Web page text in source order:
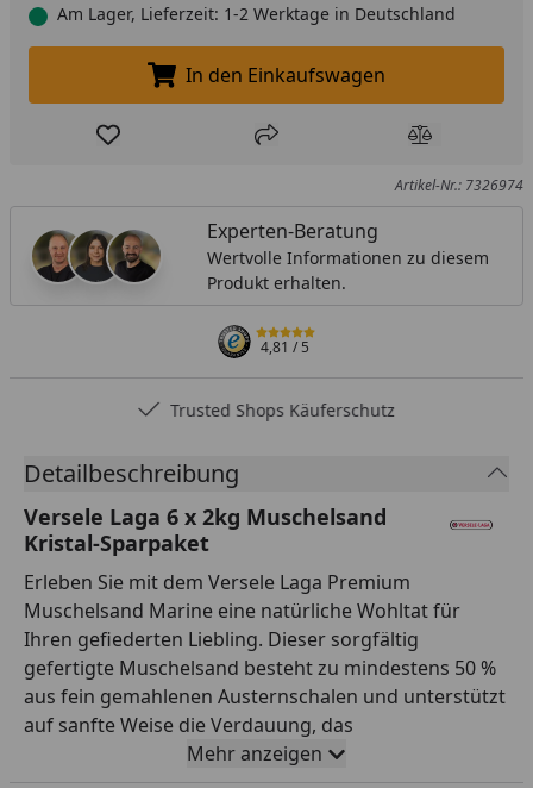
Am Lager, Lieferzeit: 1-2 Werktage in Deutschland
In den Einkaufswagen legen
In den Einkaufswagen
Produkt zur Wunschliste hinzufügen
Teilen Produkt
Artikel-Nr.: 7326974
Experten-Beratung
Wertvolle Informationen zu diesem
Produkt erhalten.
4,81/ 5
Trusted Shops Käuferschutz
Detailbeschreibung
Versele Laga 6 x 2kg Muschelsand
Kristal-Sparpaket
Erleben Sie mit dem Versele Laga Premium
Muschelsand Marine eine natürliche Wohltat für
Ihren gefiederten Liebling. Dieser sorgfältig
gefertigte Muschelsand besteht zu mindestens 50 %
aus fein gemahlenen Austernschalen und unterstützt
auf sanfte Weise die Verdauung, das
Knochenwachstum sowie ein gesundes, glänzendes
Federkleid. Die staubfreie und keimfreie Qualität
Mehr anzeigen